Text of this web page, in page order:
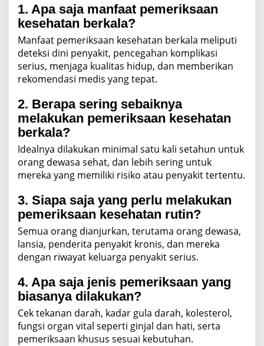
1. Apa saja manfaat pemeriksaan
kesehatan berkala?
Manfaat pemeriksaan kesehatan berkala meliputi
deteksi dini penyakit, pencegahan komplikasi
serius, menjaga kualitas hidup, dan memberikan
rekomendasi medis yang tepat.
2. Berapa sering sebaiknya
melakukan pemeriksaan kesehatan
berkala?
Idealnya dilakukan minimal satu kali setahun untuk
orang dewasa sehat, dan lebih sering untuk
mereka yang memiliki risiko atau penyakit tertentu.
3. Siapa saja yang perlu melakukan
pemeriksaan kesehatan rutin?
Semua orang dianjurkan, terutama orang dewasa,
lansia, penderita penyakit kronis, dan mereka
dengan riwayat keluarga penyakit serius.
4. Apa saja jenis pemeriksaan yang
biasanya dilakukan?
Cek tekanan darah, kadar gula darah, kolesterol,
fungsi organ vital seperti ginjal dan hati, serta
pemeriksaan khusus sesuai kebutuhan.